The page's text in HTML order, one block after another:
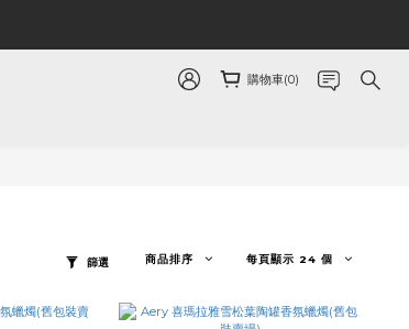
購物車(0)
篩選 商品排序 每頁顯示 24 個